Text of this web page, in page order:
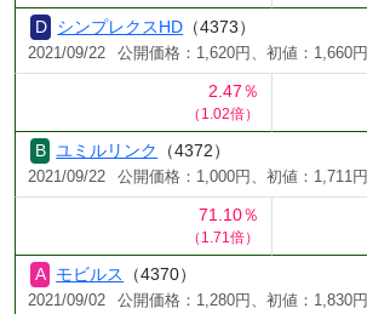
シンプレクスHD （4373）
2021/09/22 公開価格：1,620円、初値：1,660円
2.47％
（1.02倍）
ユミルリンク （4372）
2021/09/22 公開価格：1,000円、初値：1,711円
71.10％
（1.71倍）
モビルス （4370）
2021/09/02 公開価格：1,280円、初値：1,830円